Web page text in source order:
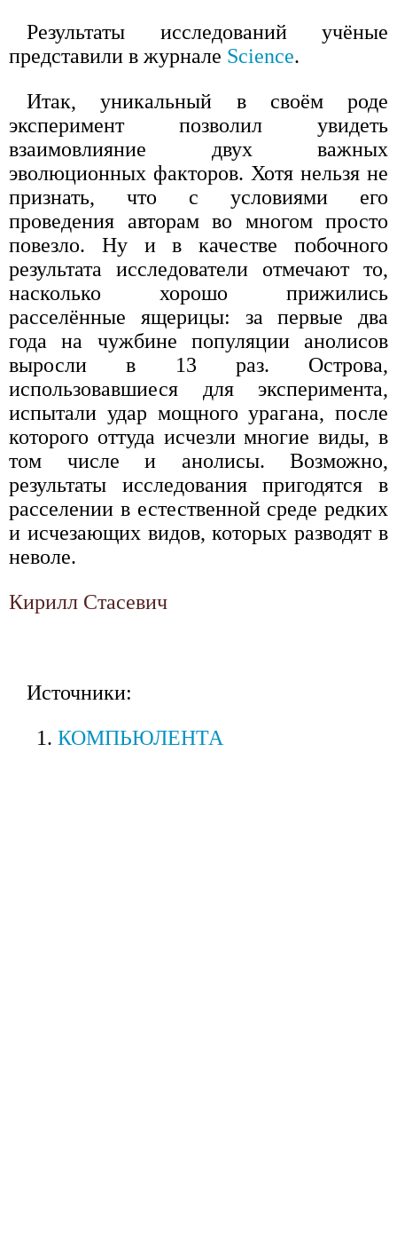
Результаты исследований учёные
представили в журнале Science.
Итак, уникальный в своём роде
эксперимент позволил увидеть
взаимовлияние двух важных
эволюционных факторов. Хотя нельзя не
признать, что с условиями его
проведения авторам во многом просто
повезло. Ну и в качестве побочного
результата исследователи отмечают то,
насколько хорошо прижились
расселённые ящерицы: за первые два
года на чужбине популяции анолисов
выросли в 13 раз. Острова,
использовавшиеся для эксперимента,
испытали удар мощного урагана, после
которого оттуда исчезли многие виды, в
том числе и анолисы. Возможно,
результаты исследования пригодятся в
расселении в естественной среде редких
и исчезающих видов, которых разводят в
неволе.
Кирилл Стасевич
Источники:
КОМПЬЮЛЕНТА